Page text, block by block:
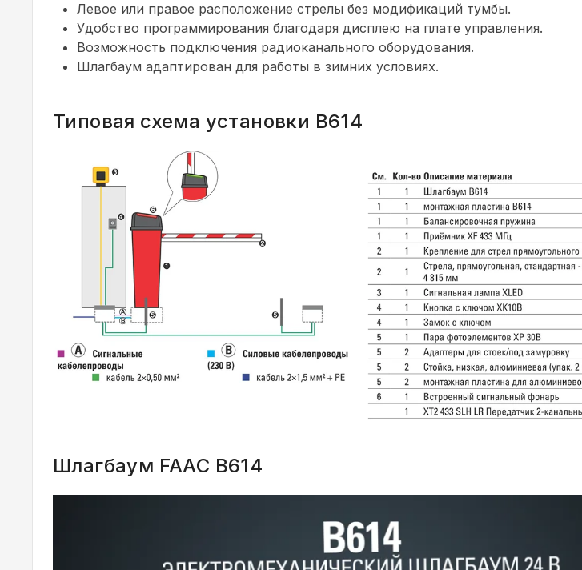
Левое или правое расположение стрелы без модификаций тумбы.
Удобство программирования благодаря дисплею на плате управления.
Возможность подключения радиоканального оборудования.
Шлагбаум адаптирован для работы в зимних условиях.
Типовая схема установки B614
Шлагбаум FAAC B614